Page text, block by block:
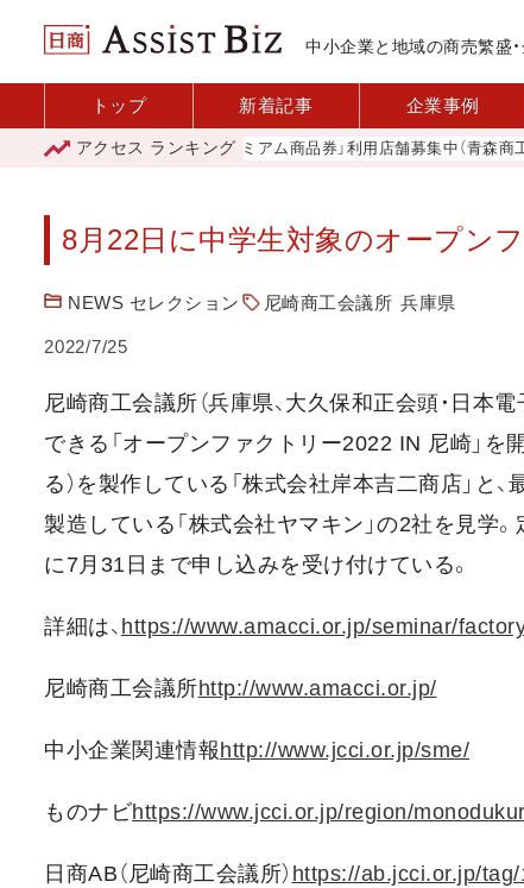
中小企業と地域の商売繁盛・
トップ 新着記事 企業事例
アクセス ランキング
「青森市プレミアム商品券」利用店舗募集中（青森商工会議
8月22日に中学生対象のオープンフ
NEWS セレクション 尼崎商工会議所 兵庫県
2022/7/25
尼崎商工会議所（兵庫県、大久保和正会頭・日本
できる「オープンファクトリー2022 IN 尼崎」を
る）を製作している「株式会社岸本吉二商店」
製造している「株式会社ヤマキン」の2社を見学
に7月31日まで申し込みを受け付けている。
詳細は、 https://www.amacci.or.jp/seminar/
尼崎商工会議所http://www.amacci.or.jp/
中小企業関連情報 http://www.jcci.or.jp/sme/
ものナビhttps://www.jcci.or.jp/region/
日商AB（尼崎商工会議所） https://ab.jcci.or.jp/tag/